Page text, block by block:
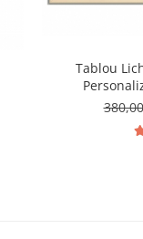
Tablou